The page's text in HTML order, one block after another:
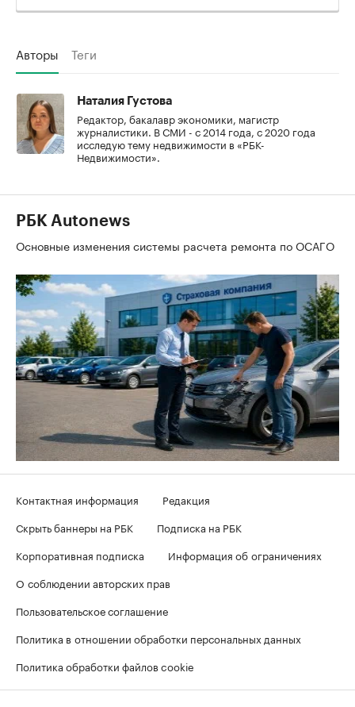
Авторы Теги
Наталия Густова
Редактор, бакалавр экономики, магистр
журналистики. В СМИ - с 2014 года, с 2020 года
исследую тему недвижимости в «РБК-
Недвижимости».
РБК Autonews
Основные изменения системы расчета ремонта по ОСАГО
Контактная информация
Редакция
Скрыть баннеры на РБК
Подписка на РБК
Корпоративная подписка
Информация об ограничениях
О соблюдении авторских прав
Пользовательское соглашение
Политика в отношении обработки персональных данных
Политика обработки файлов cookie